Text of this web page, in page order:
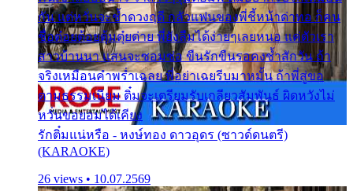
กัน แต่หวั่นจะช้ำดวงฤดี กลัวแฟนของพี่ชี้หน้าด่าทอ ก็คน
ชื่อต๋อยต้อยตุ้มตุ๋ยต่าย พี่ยังลืมได้ง่ายๆเลยหนอ แค่ตัวเรา
สาวบ้านนา แสนจะซอมซ่อ ขืนรักขืนรอคงช้ำสักวัน ถ้า
จริงเหมือนคำพร่ำเฉลย พี่อย่าเฉยรีบมาหมั้น ถ้าพี่สู่ขอ
ตามธรรมเนียม ติ๋มจะเตรียมรับเกลียวสัมพันธ์ ผิดหวังไม่
หวั่นขอยอมได้เคียง
รักติ๋มแน่หรือ - หงษ์ทอง ดาวอุดร (ซาวด์ดนตรี)
(KARAOKE)
26 views • 10.07.2569